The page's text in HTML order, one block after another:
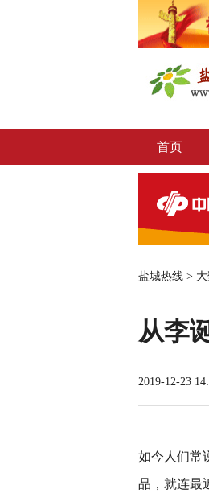
首页
盐城热线 >
从李
2019-12-23
如今人们常
品，就连最